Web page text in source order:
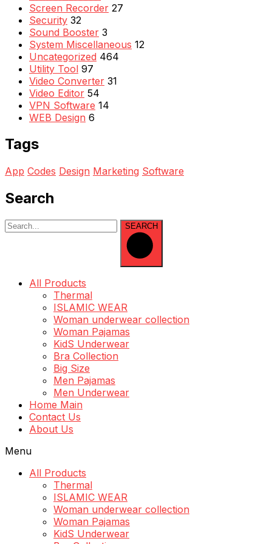
Screen Recorder 27
Security 32
Sound Booster 3
System Miscellaneous 12
Uncategorized 464
Utility Tool 97
Video Converter 31
Video Editor 54
VPN Software 14
WEB Design 6
Tags
App Codes Design Marketing Software
Search
SEARCH
All Products
Thermal
ISLAMIC WEAR
Woman underwear collection
Woman Pajamas
KidS Underwear
Bra Collection
Big Size
Men Pajamas
Men Underwear
Home Main
Contact Us
About Us
Menu
All Products
Thermal
ISLAMIC WEAR
Woman underwear collection
Woman Pajamas
KidS Underwear